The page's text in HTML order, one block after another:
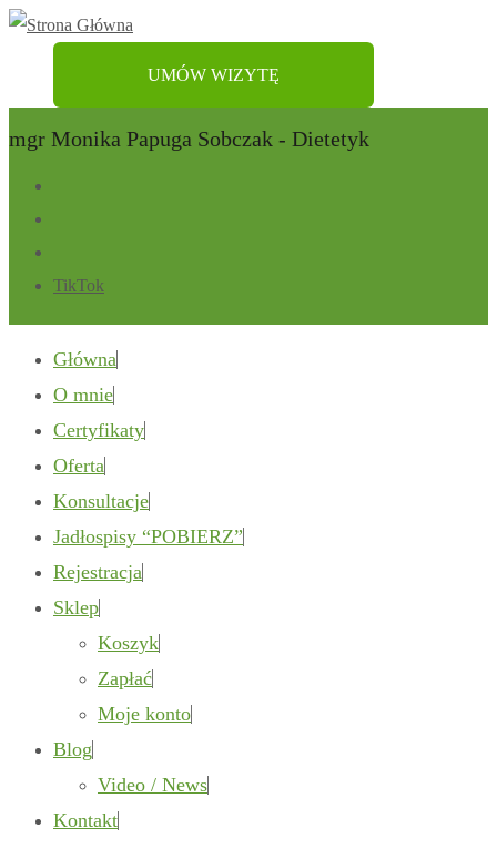
UMÓW WIZYTĘ
mgr Monika Papuga Sobczak - Dietetyk
TikTok
Główna
O mnie
Certyfikaty
Oferta
Konsultacje
Jadłospisy “POBIERZ”
Rejestracja
Sklep
Koszyk
Zapłać
Moje konto
Blog
Video / News
Kontakt